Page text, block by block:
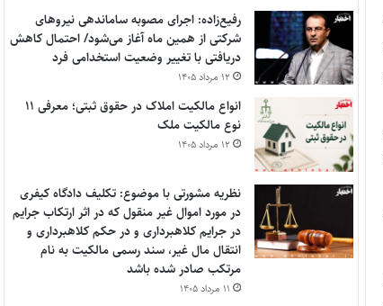
رفیع‌زاده: اجرای مصوبه ساماندهی نیروهای
شرکتی از همین ماه آغاز می‌شود/ احتمال کاهش
دریافتی با تغییر وضعیت استخدامی فرد
۱۲ مرداد ۱۴۰۵
انواع مالکیت املاک در حقوق ثبتی؛ معرفی ۱۱
نوع مالکیت ملک
۱۲ مرداد ۱۴۰۵
نظریه مشورتی با موضوع: تکلیف دادگاه کیفری
در مورد اموال غیر منقول که در اثر ارتکاب جرایم
در جرایم کلاهبرداری و در حکم کلاهبرداری و
انتقال مال غیر، سند رسمی مالکیت به نام
مرتکب صادر شده باشد
۱۱ مرداد ۱۴۰۵